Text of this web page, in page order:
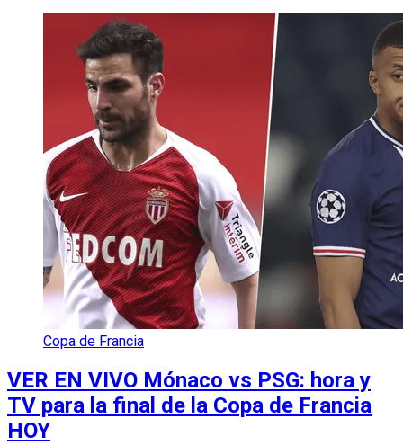
Copa de Francia
VER EN VIVO Mónaco vs PSG: hora y
TV para la final de la Copa de Francia
HOY